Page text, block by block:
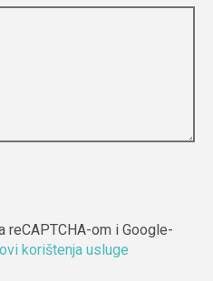
reCAPTCHA-om i Google-
korištenja usluge